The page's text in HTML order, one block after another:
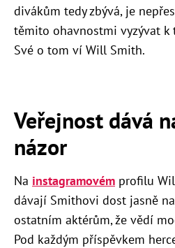
divákům tedy zbývá, je
těmito ohavnostmi vyzývat k
Své o tom ví Will Smith.
Veřejnost dává
názor
Na instagramovém profilu
dávají Smithovi dost jasně
ostatním aktérům, že vědí
Pod každým příspěvkem